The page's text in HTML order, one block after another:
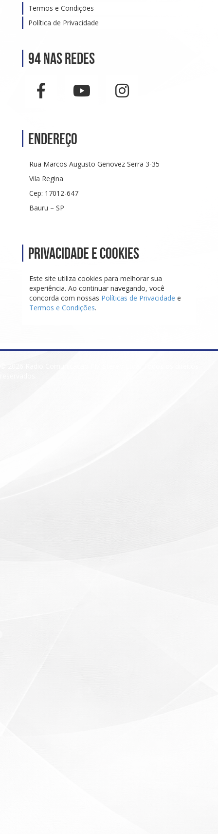
Termos e Condições
Política de Privacidade
94 nas Redes
Endereço
Rua Marcos Augusto Genovez Serra 3-35
Vila Regina
Cep: 17012-647
Bauru – SP
Privacidade e Cookies
Este site utiliza cookies para melhorar sua
experiência. Ao continuar navegando, você
concorda com nossas Políticas de Privacidade e
Termos e Condições.